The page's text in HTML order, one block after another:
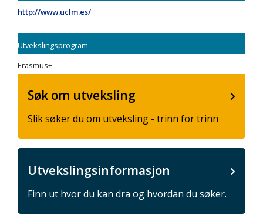
http://www.uclm.es/
Utvekslingsprogram
Erasmus+
Søk om utveksling
Slik søker du om utveksling - trinn for trinn
Utvekslingsinformasjon
Finn ut hvor du kan dra og hvordan du søker.